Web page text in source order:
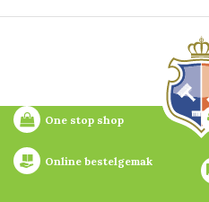
One stop shop
Online bestelgemak